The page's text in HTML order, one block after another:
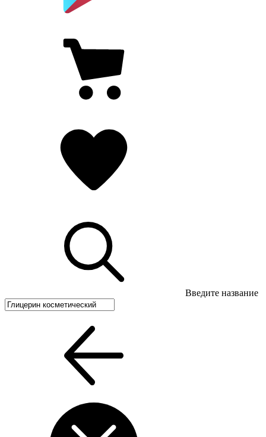
Введите название